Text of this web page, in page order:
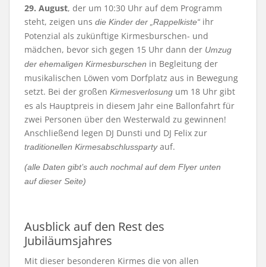
29. August, der um 10:30 Uhr auf dem Programm
steht, zeigen uns die Kinder der „Rappelkiste“ ihr
Potenzial als zukünftige Kirmesburschen- und
mädchen, bevor sich gegen 15 Uhr dann der Umzug
der ehemaligen Kirmesburschen in Begleitung der
musikalischen Löwen vom Dorfplatz aus in Bewegung
setzt. Bei der großen Kirmesverlosung um 18 Uhr gibt
es als Hauptpreis in diesem Jahr eine Ballonfahrt für
zwei Personen über den Westerwald zu gewinnen!
Anschließend legen DJ Dunsti und DJ Felix zur
traditionellen Kirmesabschlusspartyauf.
(alle Daten gibt’s auch nochmal auf dem Flyer unten
auf dieser Seite)
Ausblick auf den Rest des
Jubiläumsjahres
Mit dieser besonderen Kirmes die von allen